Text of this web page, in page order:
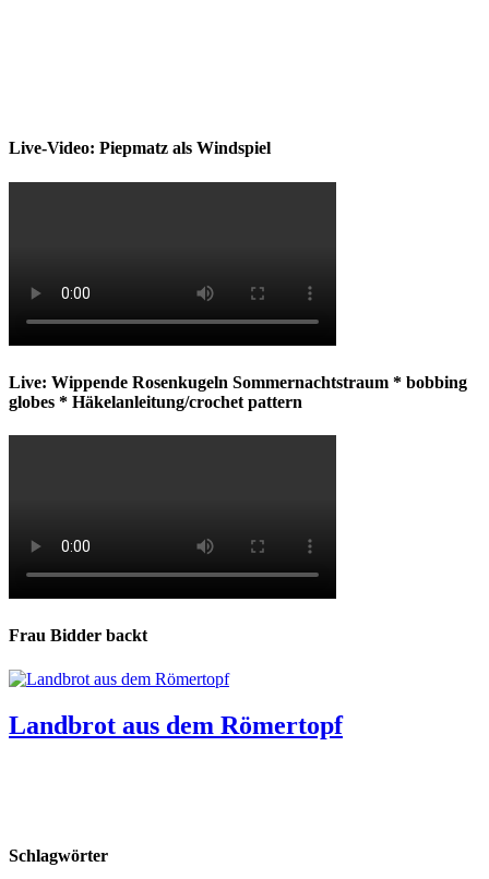
Live-Video: Piepmatz als Windspiel
Live: Wippende Rosenkugeln Sommernachtstraum * bobbing
globes * Häkelanleitung/crochet pattern
Frau Bidder backt
Landbrot aus dem Römertopf
Schlagwörter